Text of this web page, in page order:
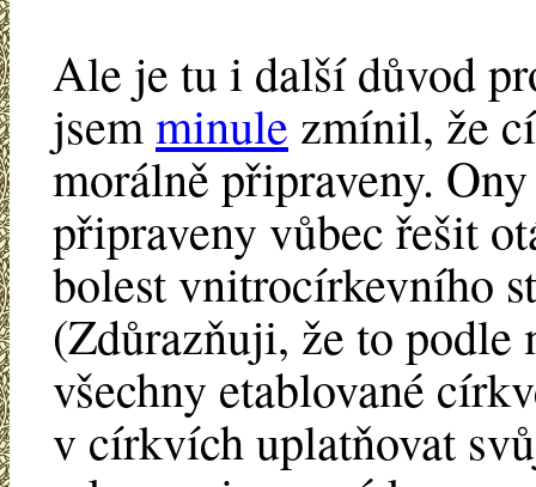
Ale je tu i další důvod
jsemminule zmínil, že
morálně připraveny.
připraveny vůbec řešit
bolest vnitrocírkevního
(Zdůrazňuji, že to
všechny etablované
v církvích uplatňovat